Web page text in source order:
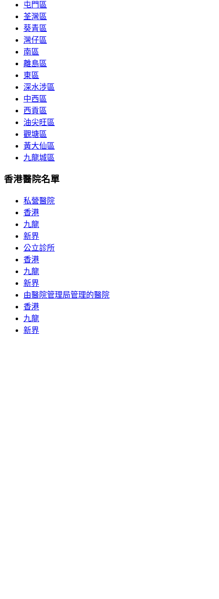
屯門區
荃灣區
葵青區
灣仔區
南區
離島區
東區
深水涉區
中西區
西貢區
油尖旺區
觀塘區
黃大仙區
九龍城區
香港醫院名單
私營醫院
香港
九龍
新界
公立診所
香港
九龍
新界
由醫院管理局管理的醫院
香港
九龍
新界